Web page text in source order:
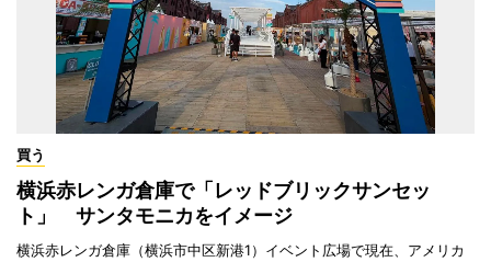
買う
横浜赤レンガ倉庫で「レッドブリックサンセッ
ト」 サンタモニカをイメージ
横浜赤レンガ倉庫（横浜市中区新港1）イベント広場で現在、アメリカ